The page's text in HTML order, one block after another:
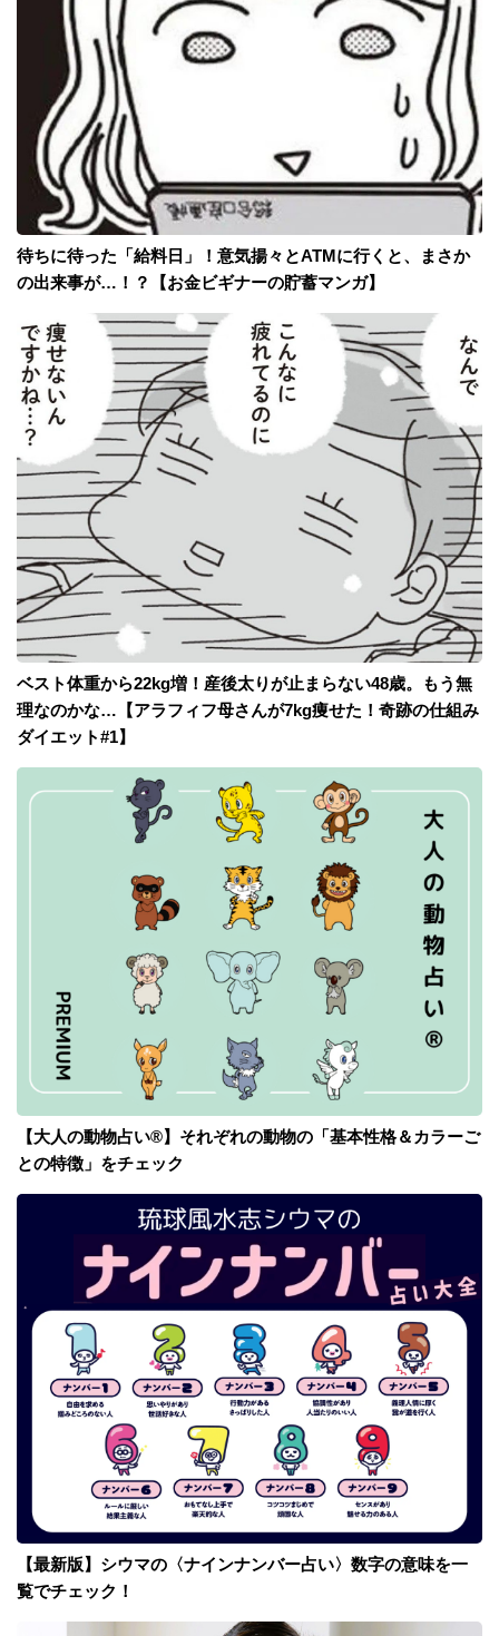
待ちに待った「給料日」！意気揚々とATMに行くと、まさか
の出来事が…！？【お金ビギナーの貯蓄マンガ】
ベスト体重から22kg増！産後太りが止まらない48歳。もう無
理なのかな…【アラフィフ母さんが7kg痩せた！奇跡の仕組み
ダイエット#1】
【大人の動物占い®】それぞれの動物の「基本性格＆カラーご
との特徴」をチェック
【最新版】シウマの〈ナインナンバー占い〉数字の意味を一
覧でチェック！